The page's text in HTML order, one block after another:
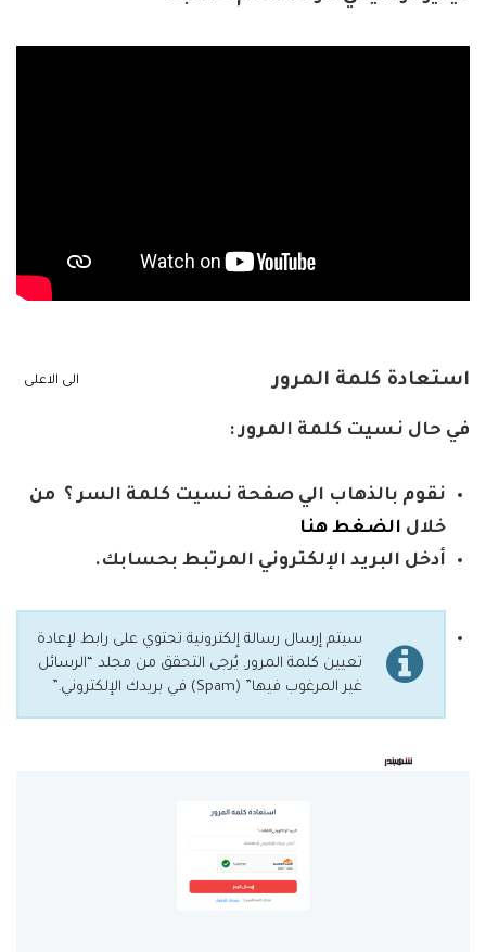
استعادة كلمة المرور الى الاعلى
في حال نسيت كلمة المرور :
نقوم بالذهاب الي صفحة نسيت كلمة السر ؟ من
خلال الضغط هنا
أدخل البريد الإلكتروني المرتبط بحسابك.
سيتم إرسال رسالة إلكترونية تحتوي على رابط لإعادة
تعيين كلمة المرور. يُرجى التحقق من مجلد “الرسائل
غير المرغوب فيها” (Spam) في بريدك الإلكتروني.”